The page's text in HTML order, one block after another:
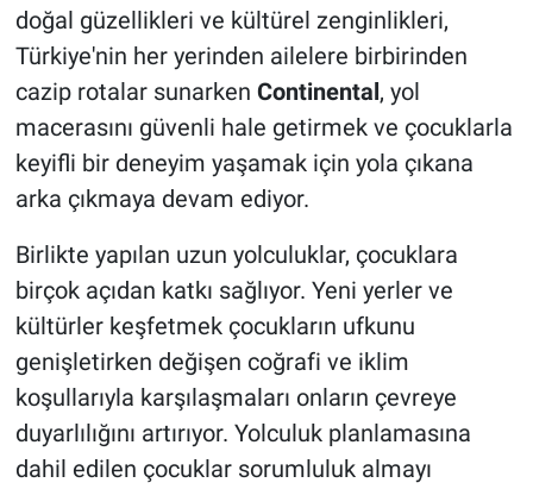
doğal güzellikleri ve kültürel zenginlikleri,
Türkiye'nin her yerinden ailelere birbirinden
cazip rotalar sunarken Continental, yol
macerasını güvenli hale getirmek ve çocuklarla
keyifli bir deneyim yaşamak için yola çıkana
arka çıkmaya devam ediyor.
Birlikte yapılan uzun yolculuklar, çocuklara
birçok açıdan katkı sağlıyor. Yeni yerler ve
kültürler keşfetmek çocukların ufkunu
genişletirken değişen coğrafi ve iklim
koşullarıyla karşılaşmaları onların çevreye
duyarlılığını artırıyor. Yolculuk planlamasına
dahil edilen çocuklar sorumluluk almayı